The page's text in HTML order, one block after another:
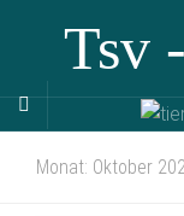
Tsv
Monat: Oktober